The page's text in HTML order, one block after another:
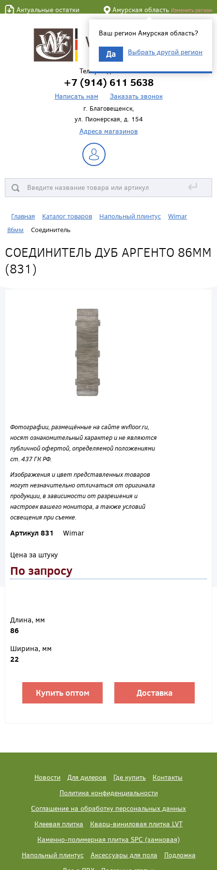
Актуальные остатки Амурская область Изменить регион
Ваш регион Амурская область?
Да Выбрать другой регион
Телефон для связи
+7 (914) 611 5638
Написать нам Заказать звонок
г. Благовещенск,
ул. Пионерская, д. 154
Адреса магазинов
↵
Главная Каталог товаров Напольный плинтус
Wimar
86мм
Соединитель
СОЕДИНИТЕЛЬ ДУБ АРГЕНТО 86ММ
(831)
Фотографии, размещённые на сайте wvfloor.ru,
носят ознакомительный характер и не являются
публичной офертой, определяемой положениями
ст. 437 ГК РФ.
Изображения и цвет представленных товаров
могут незначительно отличаться от оригинала
продукции, в зависимости от разрешения и
настроек вашего монитора, а также условий
освещения при съемке.
Артикул 831 Wimar
Цена за штуку
По запросу
Длина, мм
86
Ширина, мм
22
Купить оптом Доставка
Новости Для дилеров Где купить
Контакты
Политика конфиденциальности
Соглашение на обработку персональных данных
Клеевая плитка
Кварц-виниловая плитка LVT
Каменно-полимерная плитка SPC (замковая)
Напольный плинтус
Аксессуары для пола
Подложка